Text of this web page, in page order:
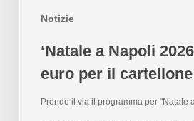
Notizie
‘Natale a Napoli
euro per il
Prende il via il programma per "Natale